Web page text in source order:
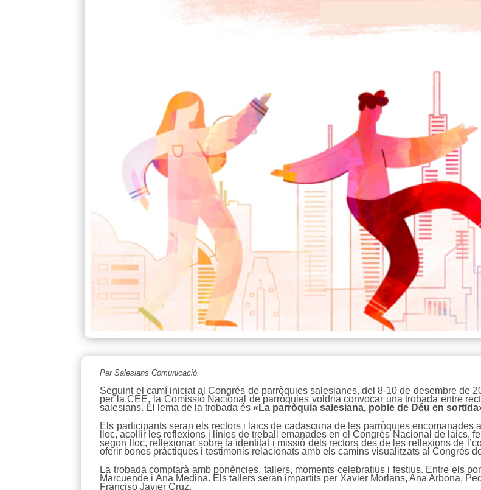
Per Salesians Comunicació.
Seguint el camí iniciat al Congrés de parròquies salesianes, del 8-10 de desembre de
per la CEE, la Comissió Nacional de parròquies voldria convocar una trobada entre
salesians. El lema de la trobada és«La parròquia salesiana, poble de Déu en
Els participants seran els rectors i laics de cadascuna de les parròquies
lloc, acollir les reflexions i línies de treball emanades en el Congrés Nacional de laics,
segon lloc, reflexionar sobre la identitat i missió dels rectors des de les reflexions de
oferir bones pràctiques i testimonis relacionats amb els camins visualitzats al Congrés
La trobada comptarà amb ponències, tallers, moments celebratius i festius. Entre els
Marcuende i Ana Medina. Els tallers seran impartits per Xavier Morlans, Ana Arbona,
Franciso Javier Cruz.